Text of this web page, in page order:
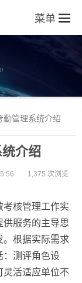
菜单
勤管理系统介绍
介绍
1,375 次浏览
考核管理工作实
供服务的主导思
。根据实际需求
：测评角色设
灵活适应单位不